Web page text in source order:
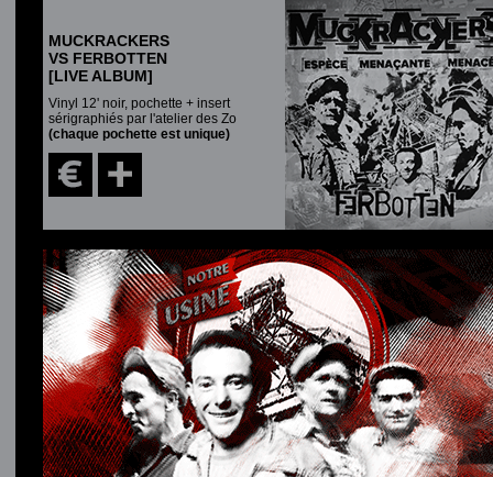
MUCKRACKERS
VS FERBOTTEN
[LIVE ALBUM]
Vinyl 12' noir, pochette + insert
sérigraphiés par l'atelier des Zo
(chaque pochette est unique)